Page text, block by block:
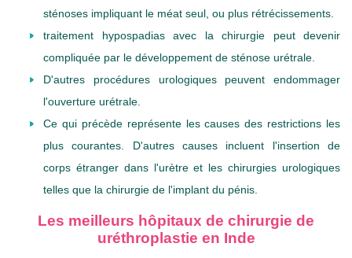
sténoses impliquant le méat seul, ou plus rétrécissements.
traitement hypospadias avec la chirurgie peut devenir
compliquée par le développement de sténose urétrale.
D'autres procédures urologiques peuvent endommager
l'ouverture urétrale.
Ce qui précède représente les causes des restrictions les
plus courantes. D'autres causes incluent l'insertion de
corps étranger dans l'urètre et les chirurgies urologiques
telles que la chirurgie de l'implant du pénis.
Les meilleurs hôpitaux de chirurgie de
uréthroplastie en Inde